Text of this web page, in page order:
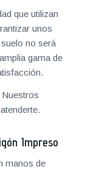
que utilizan
unos
no será
gama de
Impreso
manos de